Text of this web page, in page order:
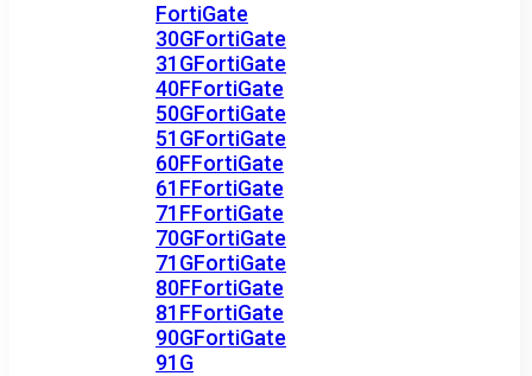
FortiGate
30GFortiGate
31GFortiGate
40FFortiGate
50GFortiGate
51GFortiGate
60FFortiGate
61FFortiGate
71FFortiGate
70GFortiGate
71GFortiGate
80FFortiGate
81FFortiGate
90GFortiGate
91G